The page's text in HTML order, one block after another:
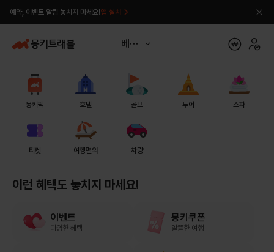
예약, 이벤트 알림 놓치지 마세요!앱 설치
베트남
몽키팩 호텔 골프 투어 스파
티켓 여행편의 차량
이런 혜택도 놓치지 마세요!
이벤트
다양한 혜택
몽키쿠폰
알뜰한 여행